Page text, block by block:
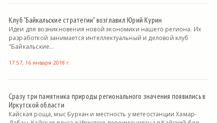
Клуб "Байкальские стратегии" возглавил Юрий Курин
Идеи для возникновения новой экономики нашего региона. Их
разработкой занимается интеллектуальный и деловой клуб
"Байкальские...
17:57, 16 января 2018 г.
Сразу три памятника природы регионального значения появились в
Иркутской области
Кайская роща, мыс Бурхан и местность у метеостанции Хамар-